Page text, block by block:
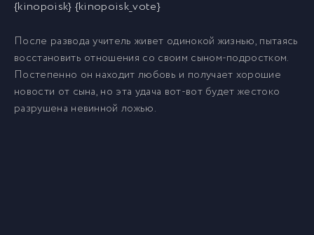
{kinopoisk} {kinopoisk_vote}
После развода учитель живет одинокой жизнью, пытаясь
восстановить отношения со своим сыном-подростком.
Постепенно он находит любовь и получает хорошие
новости от сына, но эта удача вот-вот будет жестоко
разрушена невинной ложью.